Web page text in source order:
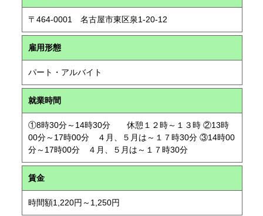
〒464-0001 名古屋市東区泉1-20-12
雇用形態
パート・アルバイト
就業時間
①8時30分～14時30分 休憩１２時～１３時 ②13時
00分～17時00分 ４月、５月は～１７時30分 ③14時00
分～17時00分 ４月、５月は～１７時30分
賃金
時間額1,220円～1,250円